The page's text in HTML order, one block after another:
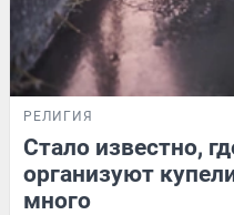
РЕЛИГИЯ
Стало известно,
организуют
много